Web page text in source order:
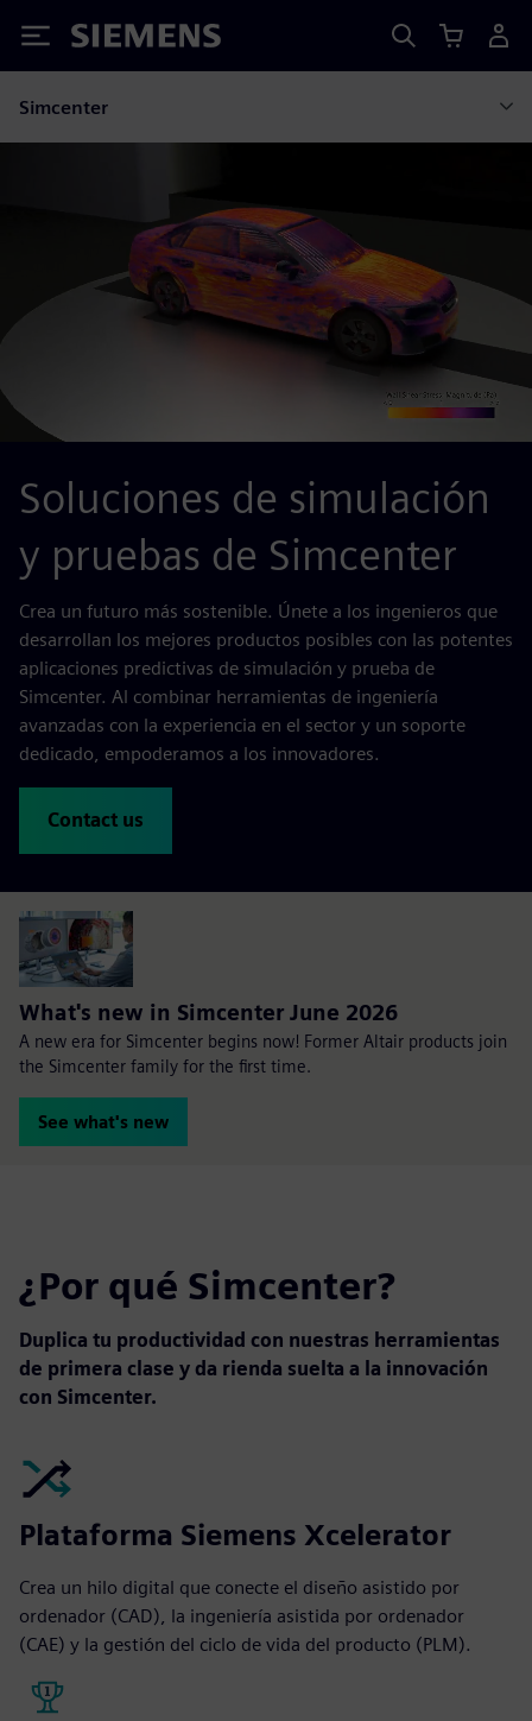
Siemens
Simcenter
Soluciones de simulación
y pruebas de Simcenter
Crea un futuro más sostenible. Únete a los ingenieros que
desarrollan los mejores productos posibles con las potentes
aplicaciones predictivas de simulación y prueba de
Simcenter. Al combinar herramientas de ingeniería
avanzadas con la experiencia en el sector y un soporte
dedicado, empoderamos a los innovadores.
Contact us
What's new in Simcenter June 2026
A new era for Simcenter begins now! Former Altair products join
the Simcenter family for the first time.
See what's new
¿Por qué Simcenter?
Duplica tu productividad con nuestras herramientas
de primera clase y da rienda suelta a la innovación
con Simcenter.
Plataforma Siemens Xcelerator
Crea un hilo digital que conecte el diseño asistido por
ordenador (CAD), la ingeniería asistida por ordenador
(CAE) y la gestión del ciclo de vida del producto (PLM).